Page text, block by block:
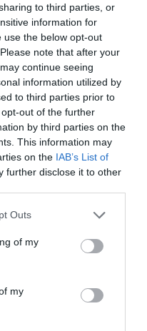
to third parties, or
information for
use the below opt-out
note that after your
continue seeing
information utilized by
to third parties prior to
out of the further
by third parties on the
This information may
on the IAB’s List of
further disclose it to other
Outs
of my
my
dell’affitto, nel
in importo
era invece
la registrazione
un’evasione
c’è spesso un
i padroni di casa.
paura di essere
le nuove norme
queste
che oggi nella
registrazione del
centocinquanta”